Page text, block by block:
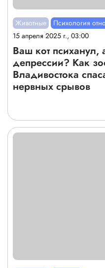
Животные
Психология
15 апреля 2025 г., 03:00
Ваш кот психанул,
депрессии? Как
Владивостока
нервных срывов